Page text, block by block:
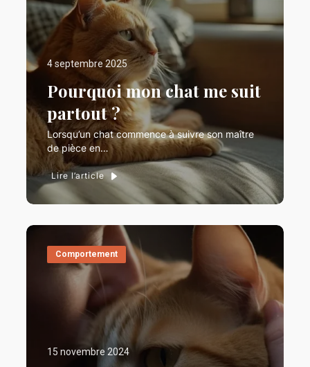
4 septembre 2025
Pourquoi mon chat me suit
partout ?
Lorsqu’un chat commence à suivre son maître
de pièce en…
Lire l’article
Comportement
15 novembre 2024